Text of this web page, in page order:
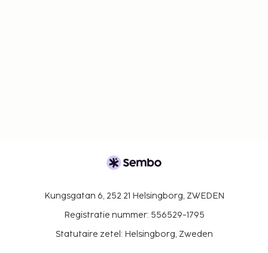
Kungsgatan 6, 252 21 Helsingborg, ZWEDEN
Registratie nummer: 556529-1795
Statutaire zetel: Helsingborg, Zweden